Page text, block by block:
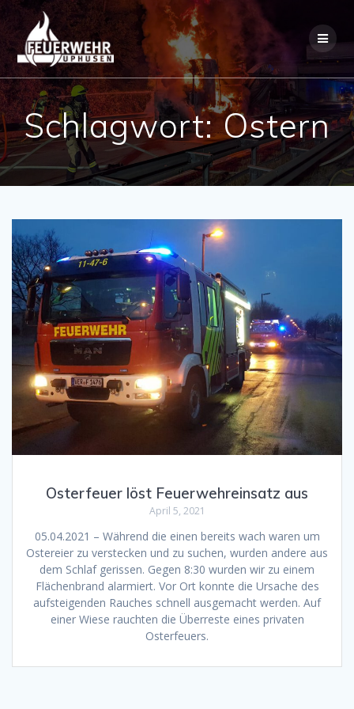
Skip
to
content
Schlagwort:Ostern
Osterfeuer löst Feuerwehreinsatz aus
April 5, 2021
05.04.2021 – Während die einen bereits wach waren um
Ostereier zu verstecken und zu suchen, wurden andere aus
dem Schlaf gerissen. Gegen 8:30 wurden wir zu einem
Flächenbrand alarmiert. Vor Ort konnte die Ursache des
aufsteigenden Rauches schnell ausgemacht werden. Auf
einer Wiese rauchten die Überreste eines privaten
Osterfeuers.